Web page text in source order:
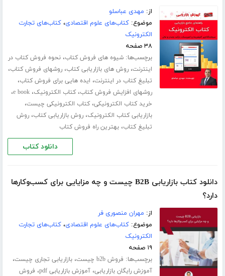
از: مهدی عباسلو
موضوع:کتاب‌های علوم اقتصادی،کتاب‌های تجارت
الکترونیک
۳۸ صفحه
برچسب‌ها:شیوه های فروش کتاب،نحوه فروش کتاب در
اینترنت،روش های بازاریابی کتاب،روشهای فروش کتاب،
تبلیغ کتاب در اینترنت، ایده هایی برای فروش کتاب،
روشهای افزایش فروش کتاب،کتاب الکترونیک،e book،
خرید کتاب الکترونیکی،کتاب الکترونیکی چیست،
بازاریابی کتاب الکترونیک،روش بازاریابی کتاب،روش
تبلیغ کتاب،بهترین راه فروش کتاب
دانلود کتاب
دانلود کتاب بازاریابی B2B چیست و چه مزایایی برای کسب‌وکارها
دارد؟
از: مهران منصوری فر
موضوع:کتاب‌های علوم اقتصادی،کتاب‌های تجارت
الکترونیک
۱۹ صفحه
برچسب‌ها: فروش b2b چیست ،بازاریابی تجاری چیست،
آموزش رایگان بازاریابی،آموزش بازاریابی pdf ، فروش